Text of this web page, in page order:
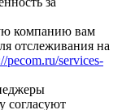
компанию вам
отслеживания на
pecom.ru/services-
согласуют